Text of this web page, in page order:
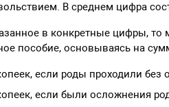
В среднем цифра
в конкретные цифры,
пособие, основываясь на
если роды проходили без
если были осложнения